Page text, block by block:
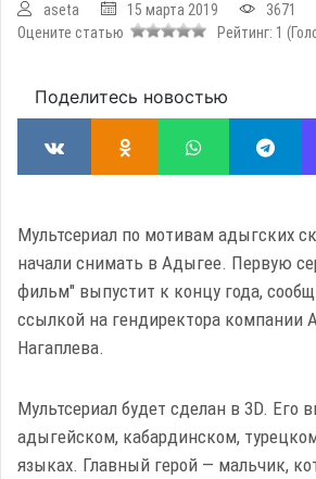
aseta 15 марта 2019
3671
Оцените статью
Рейтинг: 1
Поделитесь новостью
Мультсериал по мотивам адыгских
начали снимать в Адыгее. Первую
фильм" выпустит к концу года,
ссылкой на гендиректора компании
Нагаплева.
Мультсериал будет сделан в 3D. Его
адыгейском, кабардинском,
языках. Главный герой — мальчик,